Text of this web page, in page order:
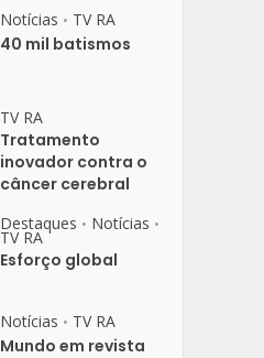
Notícias • TV RA
40 mil batismos
TV RA
Tratamento
inovador contra o
câncer cerebral
Destaques • Notícias •
TV RA
Esforço global
Notícias • TV RA
Mundo em revista